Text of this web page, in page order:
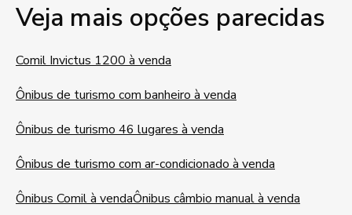
Veja mais opções parecidas
Comil Invictus 1200 à venda
Ônibus de turismo com banheiro à venda
Ônibus de turismo 46 lugares à venda
Ônibus de turismo com ar-condicionado à venda
Ônibus Comil à vendaÔnibus câmbio manual à venda